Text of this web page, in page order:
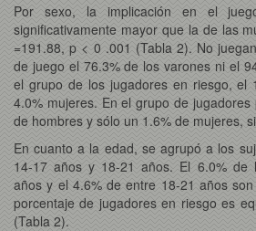
Por sexo, la implicación en el
significativamente mayor que la de las
=191.88, p < 0 .001 (Tabla 2). No
de juego el 76.3% de los varones ni el
el grupo de los jugadores en riesgo, el
4.0% mujeres. En el grupo de
de hombres y sólo un 1.6% de mujeres,
En cuanto a la edad, se agrupó a los
14-17 años y 18-21 años. El 6.0% de
años y el 4.6% de entre 18-21 años
porcentaje de jugadores en riesgo es
(Tabla 2).